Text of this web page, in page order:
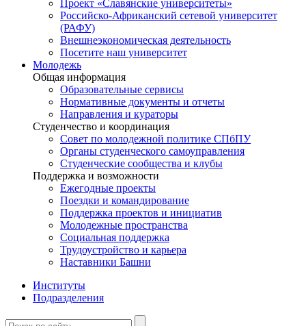
Проект «Славянские университеты»
Российско-Африканский сетевой университет
(РАФУ)
Внешнеэкономическая деятельность
Посетите наш университет
Молодежь
Общая информация
Образовательные сервисы
Нормативные документы и отчеты
Направления и кураторы
Студенчество и координация
Совет по молодежной политике СПбПУ
Органы студенческого самоуправления
Студенческие сообщества и клубы
Поддержка и возможности
Ежегодные проекты
Поездки и командирование
Поддержка проектов и инициатив
Молодежные пространства
Социальная поддержка
Трудоустройство и карьера
Наставники Башни
Институты
Подразделения